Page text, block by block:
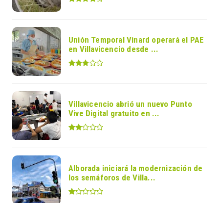
Unión Temporal Vinard operará el PAE
en Villavicencio desde ...
Villavicencio abrió un nuevo Punto
Vive Digital gratuito en ...
Alborada iniciará la modernización de
los semáforos de Villa...